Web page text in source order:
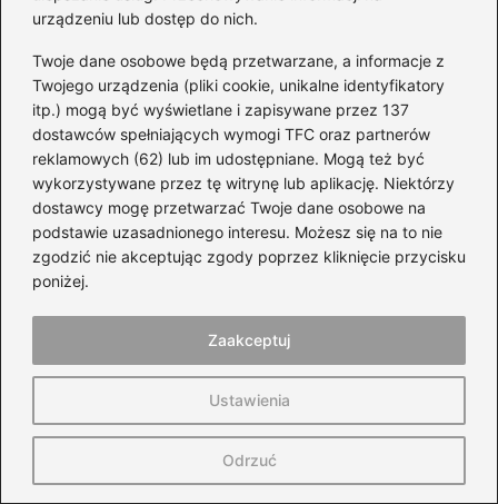
urządzeniu lub dostęp do nich.
Twoje dane osobowe będą przetwarzane, a informacje z
Twojego urządzenia (pliki cookie, unikalne identyfikatory
itp.) mogą być wyświetlane i zapisywane przez 137
dostawców spełniających wymogi TFC oraz partnerów
reklamowych (62) lub im udostępniane. Mogą też być
wykorzystywane przez tę witrynę lub aplikację. Niektórzy
dostawcy mogę przetwarzać Twoje dane osobowe na
podstawie uzasadnionego interesu. Możesz się na to nie
zgodzić nie akceptując zgody poprzez kliknięcie przycisku
poniżej.
Ustawienia
Odrzuć
Zaakceptuj
https://www.wtryskiwacze-
srodek-do-czyszczenia-wtryskiwaczy-benzynowych
https://www.forum.vwgolf.pl/viewtopic.php?t=97494
https://www.wtryskiwacz.com/aktualnosci/tec-2000-
k2-xeramic-ktory-preparat-wybrac
Tagi:Czyszczenie wtryskiwaczy benzyny,
Efektywne wykorzystanie Xeramic, Zalety
do innych preparatów, Serwis przy
czyszczeniu wtryskiwaczy.
Powiązane wpisy:
Jakie oleje najlepiej sprawdzą się w
kosiarce Honda, by zapobiec